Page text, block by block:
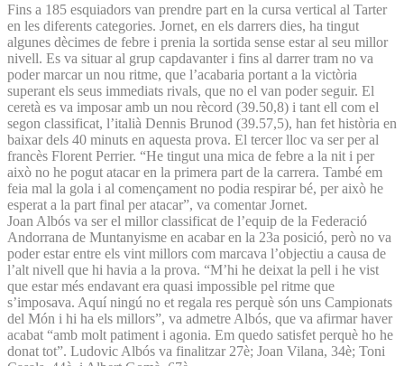
Fins a 185 esquiadors van prendre part en la cursa vertical al Tarter
en les diferents categories. Jornet, en els darrers dies, ha tingut
algunes dècimes de febre i prenia la sortida sense estar al seu millor
nivell. Es va situar al grup capdavanter i fins al darrer tram no va
poder marcar un nou ritme, que l’acabaria portant a la victòria
superant els seus immediats rivals, que no el van poder seguir. El
ceretà es va imposar amb un nou rècord (39.50,8) i tant ell com el
segon classificat, l’italià Dennis Brunod (39.57,5), han fet història en
baixar dels 40 minuts en aquesta prova. El tercer lloc va ser per al
francès Florent Perrier. “He tingut una mica de febre a la nit i per
això no he pogut atacar en la primera part de la carrera. També em
feia mal la gola i al començament no podia respirar bé, per això he
esperat a la part final per atacar”, va comentar Jornet.
Joan Albós va ser el millor classificat de l’equip de la Federació
Andorrana de Muntanyisme en acabar en la 23a posició, però no va
poder estar entre els vint millors com marcava l’objectiu a causa de
l’alt nivell que hi havia a la prova. “M’hi he deixat la pell i he vist
que estar més endavant era quasi impossible pel ritme que
s’imposava. Aquí ningú no et regala res perquè són uns Campionats
del Món i hi ha els millors”, va admetre Albós, que va afirmar haver
acabat “amb molt patiment i agonia. Em quedo satisfet perquè ho he
donat tot”. Ludovic Albós va finalitzar 27è; Joan Vilana, 34è; Toni